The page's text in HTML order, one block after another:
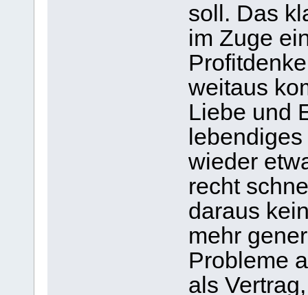
soll. Das
im Zuge
weitaus
Liebe und
wieder
recht
daraus
mehr
Probleme
als